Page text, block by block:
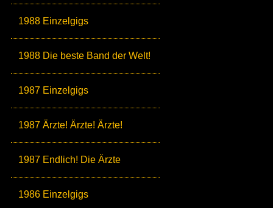
1988 Einzelgigs
1988 Die beste Band der Welt!
1987 Einzelgigs
1987 Ärzte! Ärzte! Ärzte!
1987 Endlich! Die Ärzte
1986 Einzelgigs